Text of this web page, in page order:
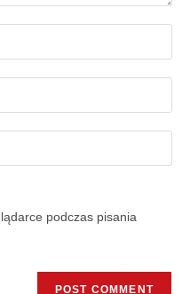
podczas pisania